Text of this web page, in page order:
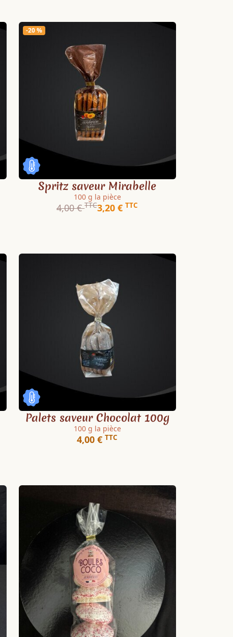
-20 %
Spritz saveur Mirabelle
100 g la pièce
4,00 €TTC3,20 €TTC
Palets saveur Chocolat 100g
100 g la pièce
4,00 €TTC